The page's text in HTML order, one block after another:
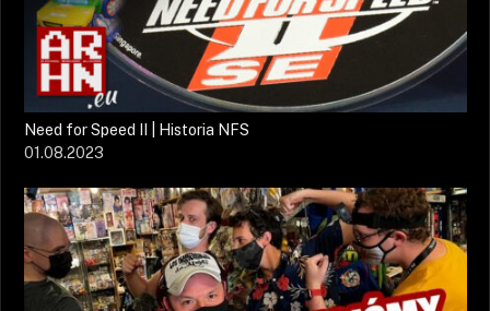
Need for Speed II | Historia NFS
01.08.2023